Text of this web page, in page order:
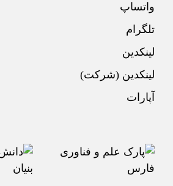
واتساپ
تلگرام
لینکدین
لینکدین (شرکت)
آپارات